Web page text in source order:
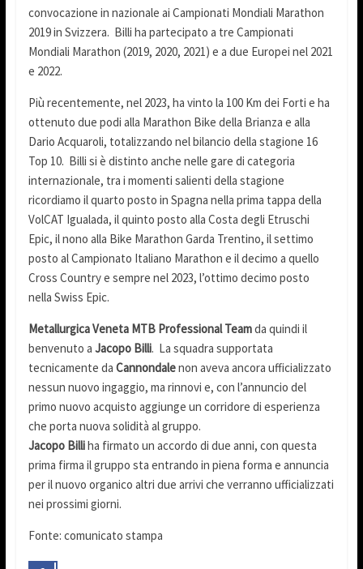
convocazione in nazionale ai Campionati Mondiali Marathon
2019 in Svizzera. Billi ha partecipato a tre Campionati
Mondiali Marathon (2019, 2020, 2021) e a due Europei nel 2021
e 2022.
Più recentemente, nel 2023, ha vinto la 100 Km dei Forti e ha
ottenuto due podi alla Marathon Bike della Brianza e alla
Dario Acquaroli, totalizzando nel bilancio della stagione 16
Top 10. Billi si è distinto anche nelle gare di categoria
internazionale, tra i momenti salienti della stagione
ricordiamo il quarto posto in Spagna nella prima tappa della
VolCAT Igualada, il quinto posto alla Costa degli Etruschi
Epic, il nono alla Bike Marathon Garda Trentino, il settimo
posto al Campionato Italiano Marathon e il decimo a quello
Cross Country e sempre nel 2023, l’ottimo decimo posto
nella Swiss Epic.
Metallurgica Veneta MTB Professional Teamda quindi il
benvenuto a Jacopo Billi. La squadra supportata
tecnicamente da Cannondalenon aveva ancora ufficializzato
nessun nuovo ingaggio, ma rinnovi e, con l’annuncio del
primo nuovo acquisto aggiunge un corridore di esperienza
che porta nuova solidità al gruppo.
Jacopo Billiha firmato un accordo di due anni, con questa
prima firma il gruppo sta entrando in piena forma e annuncia
per il nuovo organico altri due arrivi che verranno ufficializzati
nei prossimi giorni.
Fonte: comunicato stampa